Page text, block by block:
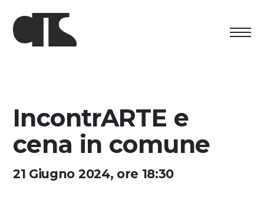
Ausstellung
Kulturelles Programm
IncontrARTE e
cena in comune
21 Giugno 2024, ore 18:30